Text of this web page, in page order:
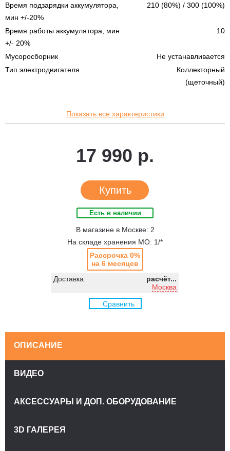
Время подзарядки аккумулятора,
мин +/-20%
210 (80%) / 300 (100%)
Время работы аккумулятора, мин
+/- 20%
10
Мусоросборник
Не устанавливается
Тип электродвигателя
Коллекторный
(щеточный)
Показать все характеристики
17 990 р.
Купить
Есть в наличии
В магазине в Москве: 2
На складе хранения МО: 1/*
Рассрочка 0%
на 6 месяцев
Доставка:
расчёт...
Москва
Сравнить
ОПИСАНИЕ
ВИДЕО
АКСЕССУАРЫ И ДОП. ОБОРУДОВАНИЕ
3D ГАЛЕРЕЯ